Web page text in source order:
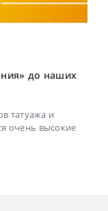
до наших
татуажа и
очень высокие